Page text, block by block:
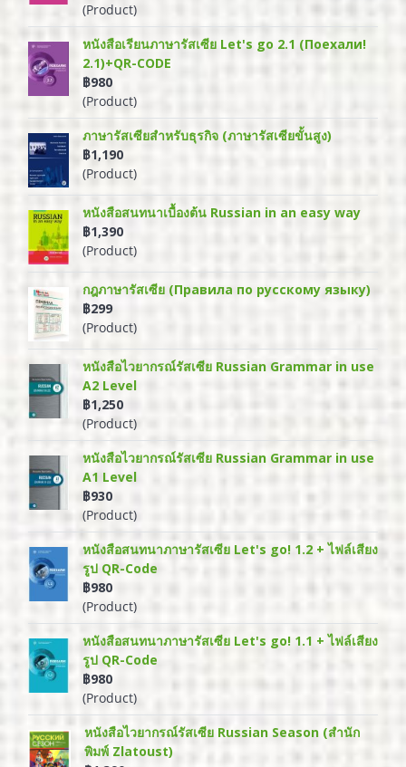
(Product)
หนังสือเรียนภาษารัสเซีย Let's go 2.1 (Поехали!
2.1)+QR-CODE
฿980
(Product)
ภาษารัสเซียสำหรับธุรกิจ (ภาษารัสเซียขั้นสูง)
฿1,190
(Product)
หนังสือสนทนาเบื้องต้น Russian in an easy way
฿1,390
(Product)
กฎภาษารัสเซีย (Правила по русскому языку)
฿299
(Product)
หนังสือไวยากรณ์รัสเซีย Russian Grammar in use
A2 Level
฿1,250
(Product)
หนังสือไวยากรณ์รัสเซีย Russian Grammar in use
A1 Level
฿930
(Product)
หนังสือสนทนาภาษารัสเซีย Let's go! 1.2 + ไฟล์เสียง
รูป QR-Code
฿980
(Product)
หนังสือสนทนาภาษารัสเซีย Let's go! 1.1 + ไฟล์เสียง
รูป QR-Code
฿980
(Product)
หนังสือไวยากรณ์รัสเซีย Russian Season (สำนัก
พิมพ์ Zlatoust)